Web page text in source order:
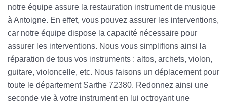
notre équipe assure la restauration instrument de musique
à Antoigne. En effet, vous pouvez assurer les interventions,
car notre équipe dispose la capacité nécessaire pour
assurer les interventions. Nous vous simplifions ainsi la
réparation de tous vos instruments : altos, archets, violon,
guitare, violoncelle, etc. Nous faisons un déplacement pour
toute le département Sarthe 72380. Redonnez ainsi une
seconde vie à votre instrument en lui octroyant une